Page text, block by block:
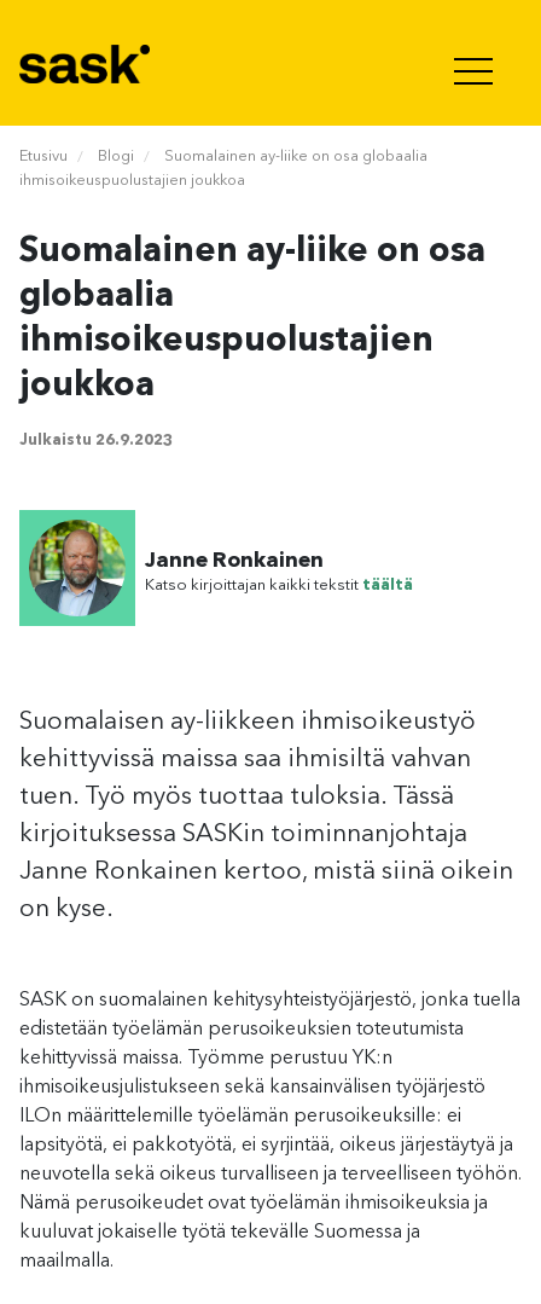
Etusivu Blogi
Suomalainen ay-liike on osa globaalia
ihmisoikeuspuolustajien joukkoa
Janne Ronkainen
Katso kirjoittajan kaikki tekstit täältä
Suomalainen ay-liike on osa
globaalia
ihmisoikeuspuolustajien
joukkoa
Julkaistu 26.9.2023
Suomalaisen ay-liikkeen ihmisoikeustyö
kehittyvissä maissa saa ihmisiltä vahvan
tuen. Työ myös tuottaa tuloksia. Tässä
kirjoituksessa SASKin toiminnanjohtaja
Janne Ronkainen kertoo, mistä siinä oikein
on kyse.
SASK on suomalainen kehitysyhteistyöjärjestö, jonka tuella
edistetään työelämän perusoikeuksien toteutumista
kehittyvissä maissa. Työmme perustuu YK:n
ihmisoikeusjulistukseen sekä kansainvälisen työjärjestö
ILOn määrittelemille työelämän perusoikeuksille: ei
lapsityötä, ei pakkotyötä, ei syrjintää, oikeus järjestäytyä ja
neuvotella sekä oikeus turvalliseen ja terveelliseen työhön.
Nämä perusoikeudet ovat työelämän ihmisoikeuksia ja
kuuluvat jokaiselle työtä tekevälle Suomessa ja
maailmalla.